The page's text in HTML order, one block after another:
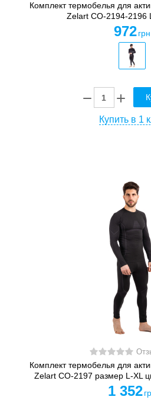
Комплект термобелья для
Zelart CO-2194-2196
972 грн
Купить в 1
Комплект термобелья для
Zelart CO-2197 размер L-XL
1 352